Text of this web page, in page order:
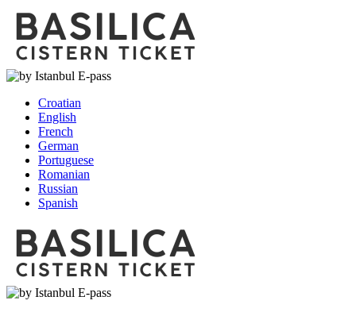
Croatian
English
French
German
Portuguese
Romanian
Russian
Spanish